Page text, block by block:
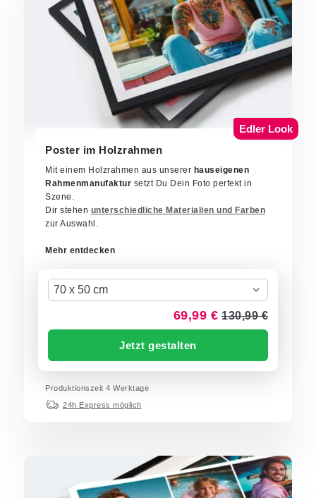
Edler Look
Poster im Holzrahmen
Mit einem Holzrahmen aus unserer hauseigenen
Rahmenmanufaktur setzt Du Dein Foto perfekt in
Szene.
Dir stehen unterschiedliche Materialien und Farben
zur Auswahl.
Mehr entdecken
70 x 50 cm
69,99 € 130,99 €
Jetzt gestalten
Produktionszeit 4 Werktage
24h Express möglich